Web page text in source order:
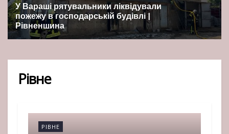
У Вараші рятувальники ліквідували
пожежу в господарській будівлі |
Рівненшина
Рівне
РІВНЕ